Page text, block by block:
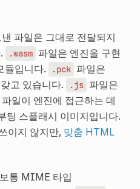
파일은 그대로 전달되지
.wasm 파일은 엔진을 구현
듈입니다.
.pck 파일은
고 있습니다.
.js 파일은
파일이 엔진에 접근하는 데
팅 스플래시 이미지입니다.
이지 않지만, 맞춤 HTML
통 MIME 타입